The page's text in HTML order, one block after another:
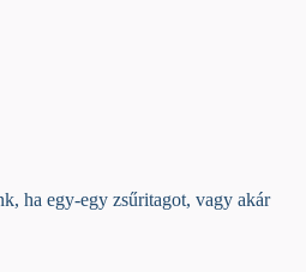
ha egy-egy zsűritagot, vagy akár